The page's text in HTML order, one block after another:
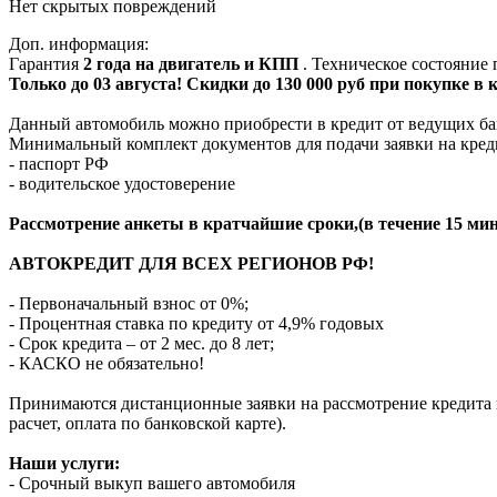
Нет скрытых повреждений
Доп. информация:
Гарантия 2 года на двигатель и КПП . Техническое
Только до 03 августа! Скидки до 130 000 руб при покупке в
Данный автомобиль можно приобрести в кредит от ведущих
Минимальный комплект документов для подачи заявки на
- паспорт РФ
- водительское удостоверение
Рассмотрение анкеты в кратчайшие сроки,(в течение 15
АВТОКРЕДИТ ДЛЯ ВСЕХ РЕГИОНОВ РФ!
- Первоначальный взнос от 0%;
- Процентная ставка по кредиту от 4,9% годовых
- Срок кредита – от 2 мес. до 8 лет;
- КАСКО не обязательно!
Принимаются дистанционные заявки на рассмотрение
расчет, оплата по банковской карте).
Наши услуги:
- Срочный выкуп вашего автомобиля